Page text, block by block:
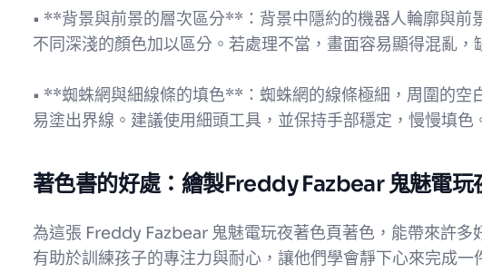
• **背景與前景的層次區分**：背景中隱約的機器人輪廓與前
不同深淺的顏色加以區分。若處理不當，畫面容易顯得混亂，
• **蜘蛛網與細線條的填色**：蜘蛛網的線條極細，周圍的空
易塗出界線。建議使用細頭工具，並保持手部穩定，慢慢填色
著色書的好處：繪製Freddy Fazbear 鬼魅電玩
為這張 Freddy Fazbear 鬼魅電玩夜著色頁著色，能帶來許多
有助於訓練孩子的專注力與耐心，讓他們學會靜下心來完成一